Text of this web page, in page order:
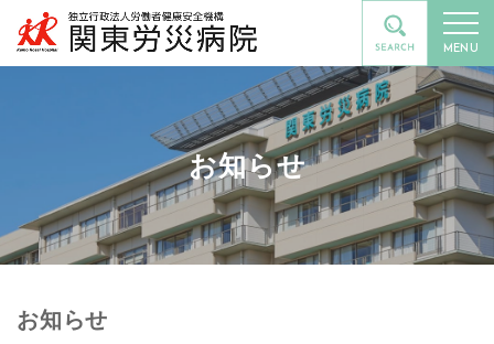
MENU
お知らせ
お知らせ